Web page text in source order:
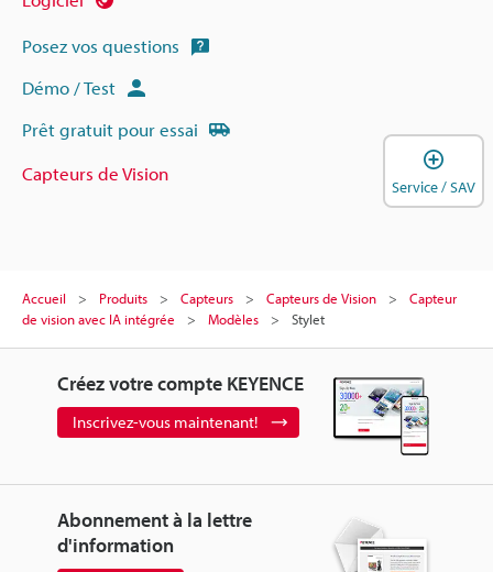
Posez vos questions
Démo / Test
Prêt gratuit pour essai
Capteurs de Vision
Accueil Produits Capteurs Capteurs de Vision
Capteur
de vision avec IA intégrée
Modèles Stylet
Créez votre compte KEYENCE
Inscrivez-vous maintenant!
Abonnement à la lettre
d'information
Service / SAV